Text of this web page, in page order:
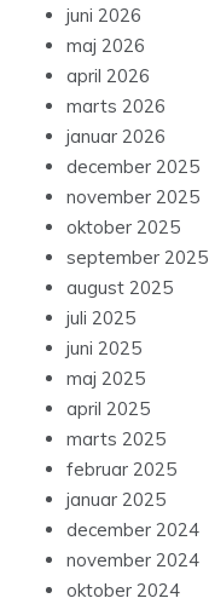
juni 2026
maj 2026
april 2026
marts 2026
januar 2026
december 2025
november 2025
oktober 2025
september 2025
august 2025
juli 2025
juni 2025
maj 2025
april 2025
marts 2025
februar 2025
januar 2025
december 2024
november 2024
oktober 2024